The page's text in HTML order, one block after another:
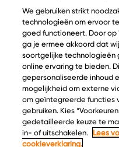
©
Inspiratie
Kaascatalogus
Recepten
Kaasplankjes
We gebruiken strikt
technologieën om ervoor
goed functioneert. Door op
ga je ermee akkoord dat
soortgelijke technologieën
online ervaring te bieden.
gepersonaliseerde inhoud
mogelijkheid om externe
om geïntegreerde functies
gebruiken. Kies
gedetailleerde keuze te
in- of uitschakelen.
Lees
cookieverklaring.